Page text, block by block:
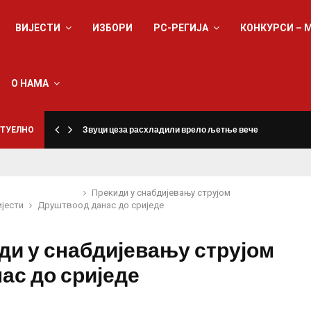
ВИЈЕСТИ ИЗБОРИ РС-РЕГИЈА КОНКУРСИ –
О НАМА
Звуци цеза расхладили врело љетње вече
Друштво
Прекиди у снабдијевању струјом
од данас до сриједе
у снабдијевању струјом
до сриједе